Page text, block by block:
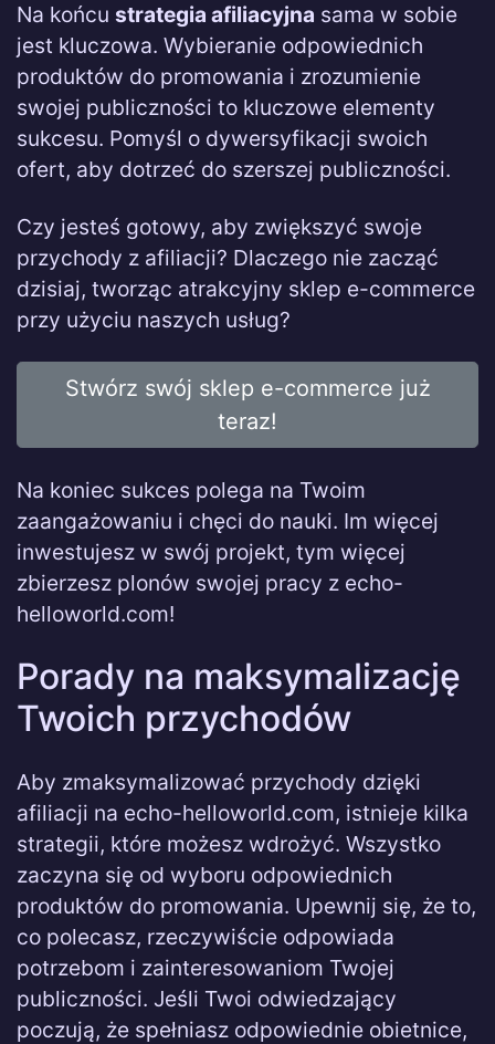
Na końcu strategia afiliacyjna sama w sobie
jest kluczowa. Wybieranie odpowiednich
produktów do promowania i zrozumienie
swojej publiczności to kluczowe elementy
sukcesu. Pomyśl o dywersyfikacji swoich
ofert, aby dotrzeć do szerszej publiczności.
Czy jesteś gotowy, aby zwiększyć swoje
przychody z afiliacji? Dlaczego nie zacząć
dzisiaj, tworząc atrakcyjny sklep e-commerce
przy użyciu naszych usług?
Stwórz swój sklep e-commerce już
teraz!
Na koniec sukces polega na Twoim
zaangażowaniu i chęci do nauki. Im więcej
inwestujesz w swój projekt, tym więcej
zbierzesz plonów swojej pracy z echo-
helloworld.com!
Porady na maksymalizację
Twoich przychodów
Aby zmaksymalizować przychody dzięki
afiliacji na echo-helloworld.com, istnieje kilka
strategii, które możesz wdrożyć. Wszystko
zaczyna się od wyboru odpowiednich
produktów do promowania. Upewnij się, że to,
co polecasz, rzeczywiście odpowiada
potrzebom i zainteresowaniom Twojej
publiczności. Jeśli Twoi odwiedzający
poczują, że spełniasz odpowiednie obietnice,